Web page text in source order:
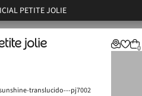
PETITE JOLIE
0
translucido---pj7002